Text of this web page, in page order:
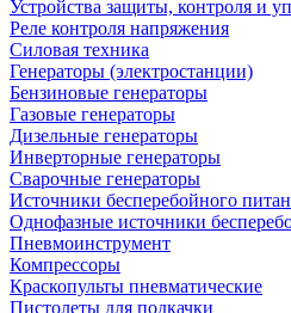
Устройства защиты, контроля и
Реле контроля напряжения
Силовая техника
Генераторы (электростанции)
Бензиновые генераторы
Газовые генераторы
Дизельные генераторы
Инверторные генераторы
Сварочные генераторы
Источники бесперебойного
Однофазные источники
Пневмоинструмент
Компрессоры
Краскопульты пневматические
Пистолеты для подкачки